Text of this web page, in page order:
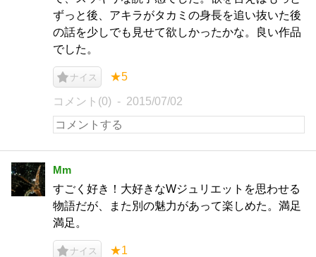
ずっと後、アキラがタカミの身長を追い抜いた後
の話を少しでも見せて欲しかったかな。良い作品
でした。
ナイス ★5
コメント(0) 2015/07/02
Mm
すごく好き！大好きなWジュリエットを思わせる
物語だが、また別の魅力があって楽しめた。満足
満足。
ナイス ★1